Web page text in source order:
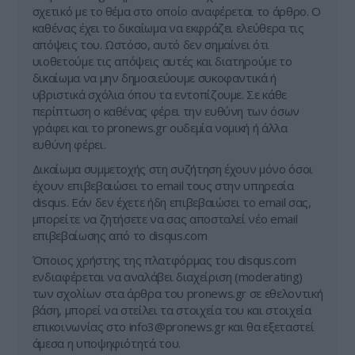
σχετικό με το θέμα στο οποίο αναφέρεται το άρθρο. Ο
καθένας έχει το δικαίωμα να εκφράζει ελεύθερα τις
απόψεις του. Ωστόσο, αυτό δεν σημαίνει ότι
υιοθετούμε τις απόψεις αυτές και διατηρούμε το
δικαίωμα να μην δημοσιεύουμε συκοφαντικά ή
υβριστικά σχόλια όπου τα εντοπίζουμε. Σε κάθε
περίπτωση ο καθένας φέρει την ευθύνη των όσων
γράφει και το pronews.gr ουδεμία νομική ή άλλα
ευθύνη φέρει.
Δικαίωμα συμμετοχής στη συζήτηση έχουν μόνο όσοι
έχουν επιβεβαιώσει το email τους στην υπηρεσία
disqus. Εάν δεν έχετε ήδη επιβεβαιώσει το email σας,
μπορείτε να ζητήσετε να σας αποσταλεί νέο email
επιβεβαίωσης από το disqus.com
Όποιος χρήστης της πλατφόρμας του disqus.com
ενδιαφέρεται να αναλάβει διαχείριση (moderating)
των σχολίων στα άρθρα του pronews.gr σε εθελοντική
βάση, μπορεί να στείλει τα στοιχεία του και στοιχεία
επικοινωνίας στο info3@pronews.gr και θα εξεταστεί
άμεσα η υποψηφιότητά του.